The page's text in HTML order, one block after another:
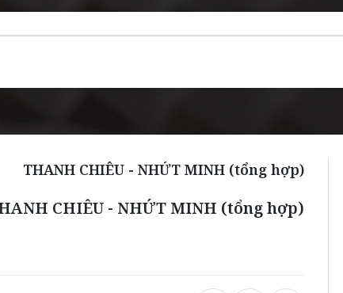
THANH CHIÊU - NHỨT MINH (tổng hợp)
CHIÊU - NHỨT MINH (tổng hợp)